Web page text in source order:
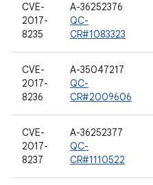
CVE-
2017-
8235
A-36252376
QC-
CR#1083323
CVE-
2017-
8236
A-35047217
QC-
CR#2009606
CVE-
2017-
8237
A-36252377
QC-
CR#1110522